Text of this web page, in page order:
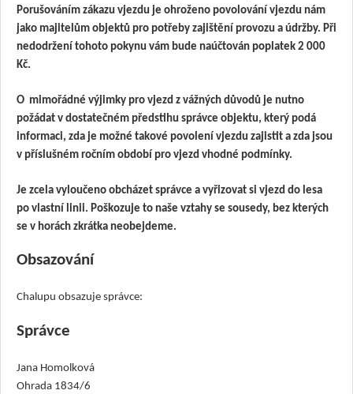
Porušováním zákazu vjezdu je ohroženo povolování vjezdu nám
jako majitelům objektů pro potřeby zajištění provozu a údržby. Při
nedodržení tohoto pokynu vám bude naúčtován poplatek 2 000
Kč.
O mimořádné výjimky pro vjezd z vážných důvodů je nutno
požádat v dostatečném předstihu správce objektu, který podá
informaci, zda je možné takové povolení vjezdu zajistit a zda jsou
v příslušném ročním období pro vjezd vhodné podmínky.
Je zcela vyloučeno obcházet správce a vyřizovat si vjezd do lesa
po vlastní linii. Poškozuje to naše vztahy se sousedy, bez kterých
se v horách zkrátka neobejdeme.
Obsazování
Chalupu obsazuje správce:
Správce
Jana Homolková
Ohrada 1834/6